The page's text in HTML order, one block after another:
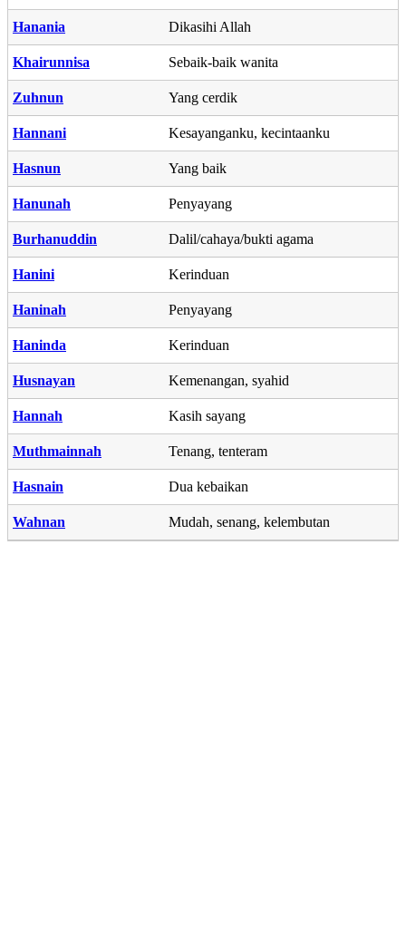
Hanania Dikasihi Allah
Khairunnisa Sebaik-baik wanita
Zuhnun Yang cerdik
Hannani Kesayanganku, kecintaanku
Hasnun Yang baik
Hanunah Penyayang
Burhanuddin Dalil/cahaya/bukti agama
Hanini Kerinduan
Haninah Penyayang
Haninda Kerinduan
Husnayan Kemenangan, syahid
Hannah Kasih sayang
Muthmainnah Tenang, tenteram
Hasnain Dua kebaikan
Wahnan Mudah, senang, kelembutan